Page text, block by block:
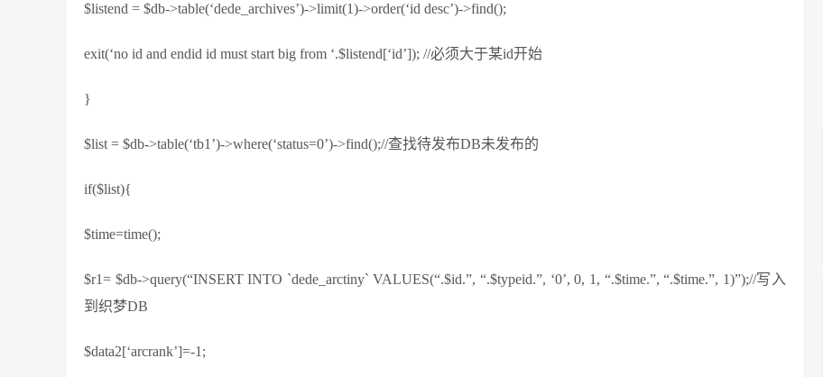
$listend = $db->table(‘dede_archives’)->limit(1)->order(‘id desc’)->find();
exit(‘no id and endid id must start big from ‘.$listend[‘id’]); //必须大于某id开始
}
$list = $db->table(‘tb1’)->where(‘status=0’)->find();//查找待发布DB未发布的
if($list){
$time=time();
$r1= $db->query(“INSERT INTO `dede_arctiny` VALUES(“.$id.”, “.$typeid.”, ‘0’, 0, 1, “.$time.”, “.$time.”, 1)”);//写入
到织梦DB
$data2[‘arcrank’]=-1;